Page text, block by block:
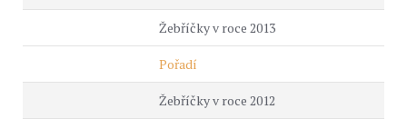
Žebříčky v roce 2013
Pořadí
Žebříčky v roce 2012